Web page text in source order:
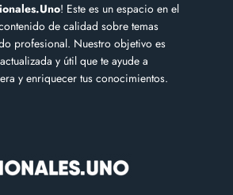
! Este es un espacio en el
de calidad sobre temas
profesional. Nuestro objetivo es
y útil que te ayude a
y enriquecer tus conocimientos.